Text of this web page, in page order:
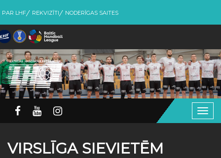
PAR LHF REKVIZĪTI NODERĪGAS SAITES
VIRSLĪGA SIEVIETĒM